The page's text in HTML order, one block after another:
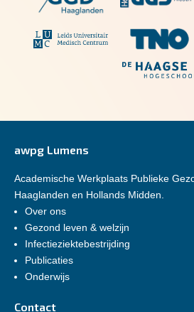
awpg Lumens
Academische Werkplaats Publieke
Haaglanden en Hollands Midden.
Over ons
Gezond leven & welzijn
Infectieziektebestrijding
Publicaties
Onderwijs
Contact